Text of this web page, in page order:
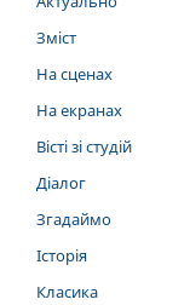
Зміст
На сценах
На екранах
Вісті зі студій
Діалог
Згадаймо
Історія
Класика